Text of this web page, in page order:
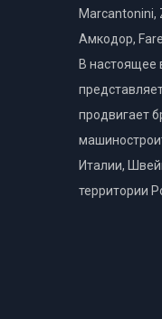
Marcantonini,
Амкодор,
В настоящее
продвигает
Италии,
территории